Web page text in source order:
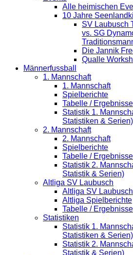
Alle heimischen
10 Jahre
SV Laubusch
vs. SG
Die Jannik
Qualle
Männerfussball
1. Mannschaft
1. Mannschaft
Spielberichte
Tabelle / Ergebnisse
Statistik 1.
Statistiken & Serien)
2. Mannschaft
2. Mannschaft
Spielberichte
Tabelle / Ergebnisse
Statistik 2.
Statistik & Serien)
Altliga SV Laubusch
Altliga SV Laubusch
Altliga Spielberichte
Tabelle / Ergebnisse
Statistiken
Statistik 1.
Statistiken & Serien)
Statistik 2.
Statistik & Serien)